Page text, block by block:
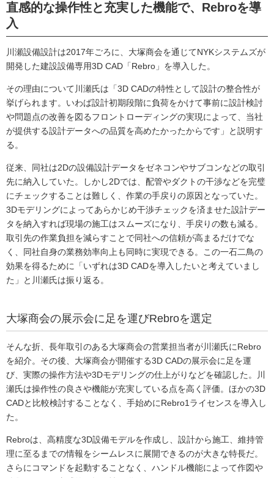
直感的な操作性と充実した機能で、Rebroを導
入
川瀬設備設計は2017年ごろに、大塚商会を通じてNYKシステムズが
開発した建設設備専用3D CAD「Rebro」を導入した。
その理由について川瀬氏は「3D CADの特性として設計の整合性が
挙げられます。いわば設計初期段階に負荷をかけて事前に設計検討
や問題点の改善を図るフロントローディングの実現によって、当社
が提供する設計データへの品質を高めたかったからです」と説明す
る。
従来、同社は2Dの設備設計データをゼネコンやサブコンなどの取引
先に納入していた。しかし2Dでは、配管やダクトの干渉などを完璧
にチェックすることは難しく、作業の手戻りの原因となっていた。
3Dモデリングによってあらかじめ干渉チェックを済ませた設計デー
タを納入すれば現場の施工はスムーズになり、手戻りの数も減る。
取引先の作業負担を減らすことで同社への信頼が高まるだけでな
く、同社自身の業務効率向上も同時に実現できる。この一石二鳥の
効果を得るために「いずれは3D CADを導入したいと考えていまし
た」と川瀬氏は振り返る。
大塚商会の展示会に足を運びRebroを選定
そんな折、長年取引のある大塚商会の営業担当者が川瀬氏にRebro
を紹介。その後、大塚商会が開催する3D CADの展示会に足を運
び、実際の操作方法や3Dモデリングの仕上がりなどを確認した。川
瀬氏は操作性の良さや機能が充実している点を高く評価。ほかの3D
CADと比較検討することなく、手始めにRebro1ライセンスを導入し
た。
Rebroは、高精度な3D設備モデルを作成し、設計から施工、維持管
理に至るまでの情報をシームレスに展開できるのが大きな特長だ。
さらにコマンドを起動することなく、ハンドル機能によって作図や